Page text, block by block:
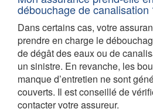
débouchage de canalisation
Dans certains cas, votre
prendre en charge le
de dégât des eaux ou de
un sinistre. En revanche, les
manque d’entretien ne sont
couverts. Il est conseillé de
contacter votre assureur.